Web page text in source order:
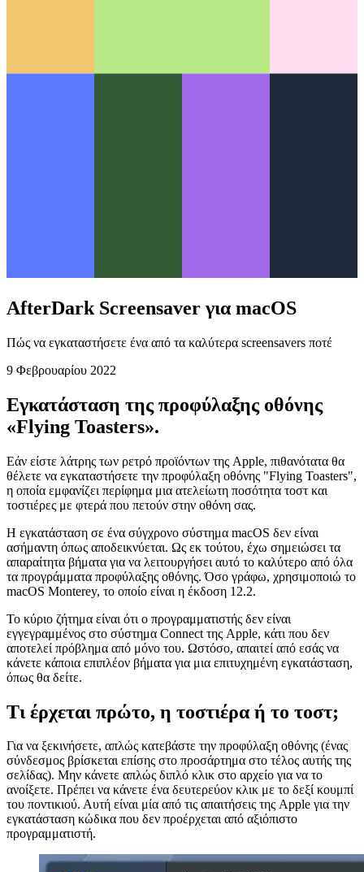
AfterDark Screensaver για macOS
Πώς να εγκαταστήσετε ένα από τα καλύτερα screensavers ποτέ
9 Φεβρουαρίου 2022
Εγκατάσταση της προφύλαξης οθόνης
«Flying Toasters».
θέλετε να εγκαταστήσετε την προφύλαξη οθόνης "Flying Toasters",
η οποία εμφανίζει περίφημα μια ατελείωτη ποσότητα τοστ και
τοστιέρες με φτερά που πετούν στην οθόνη σας.
Η εγκατάσταση σε ένα σύγχρονο σύστημα macOS δεν είναι
απαραίτητα βήματα για να λειτουργήσει αυτό το καλύτερο από όλα
τα προγράμματα προφύλαξης οθόνης. Όσο γράφω, χρησιμοποιώ το
macOS Monterey, το οποίο είναι η έκδοση 12.2.
Το κύριο ζήτημα είναι ότι ο προγραμματιστής δεν είναι
αποτελεί πρόβλημα από μόνο του. Ωστόσο, απαιτεί από εσάς να
κάνετε κάποια επιπλέον βήματα για μια επιτυχημένη εγκατάσταση,
Τι έρχεται πρώτο, η τοστιέρα ή το τοστ;
Για να ξεκινήσετε, απλώς κατεβάστε την προφύλαξη οθόνης (ένας
σύνδεσμος βρίσκεται επίσης στο προσάρτημα στο τέλος αυτής της
σελίδας). Μην κάνετε απλώς διπλό κλικ στο αρχείο για να το
του ποντικιού. Αυτή είναι μία από τις απαιτήσεις της Apple για την